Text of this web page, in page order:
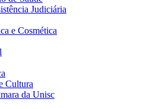
Judiciária
e Cosmética
Cultura
da Unisc